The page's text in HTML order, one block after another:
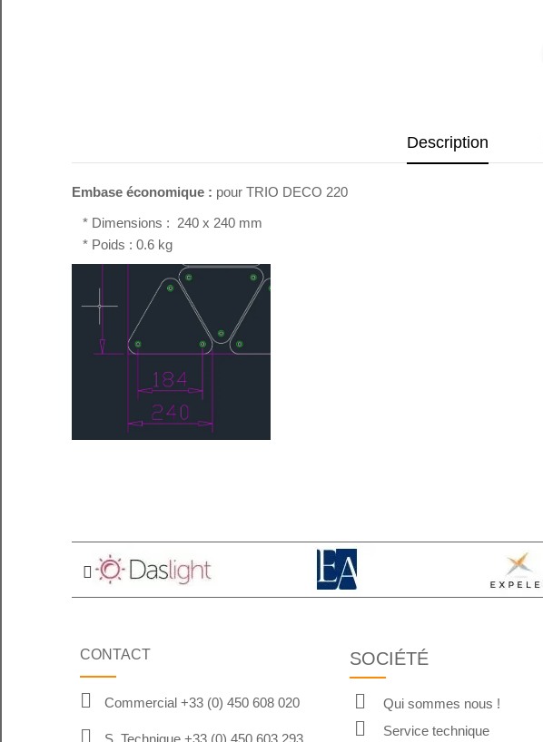
Description
Embase économique : pour TRIO DECO 220
* Dimensions : 240 x 240 mm
* Poids : 0.6 kg
CONTACT
Commercial +33 (0) 450 608 020
S. Technique +33 (0) 450 603 293
SOCIÉTÉ
Qui sommes nous !
Service technique